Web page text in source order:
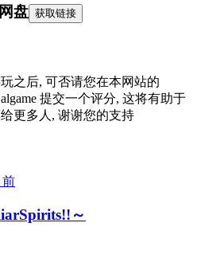
盘 获取链接
之后, 可否请您在本网站的
提交一个评分, 这将有助于
更多人, 谢谢您的支持
前
～